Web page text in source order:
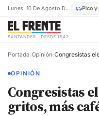
Lunes, 10 De Agosto De 2026 Pico y
SANTANDER · DESDE 1942
Portada/Opinión/
OPINIÓN
Congresistas
gritos, más